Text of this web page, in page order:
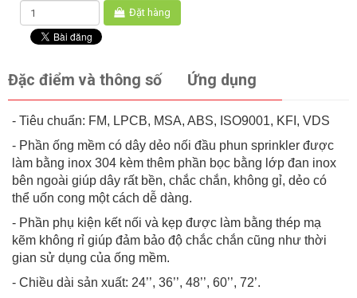
Đặt hàng
Đặc điểm và thông số Ứng dụng
- Tiêu chuẩn: FM, LPCB, MSA, ABS, ISO9001, KFI, VDS
- Phần ống mềm có dây dẻo nối đầu phun sprinkler được
làm bằng inox 304 kèm thêm phần bọc bằng lớp đan inox
bên ngoài giúp dây rất bền, chắc chắn, không gỉ, dẻo có
thể uốn cong một cách dễ dàng.
- Phần phụ kiện kết nối và kẹp được làm bằng thép mạ
kẽm không rỉ giúp đảm bảo độ chắc chắn cũng như thời
gian sử dụng của ống mềm.
- Chiều dài sản xuất: 24’’, 36’’, 48’’, 60’’, 72’.